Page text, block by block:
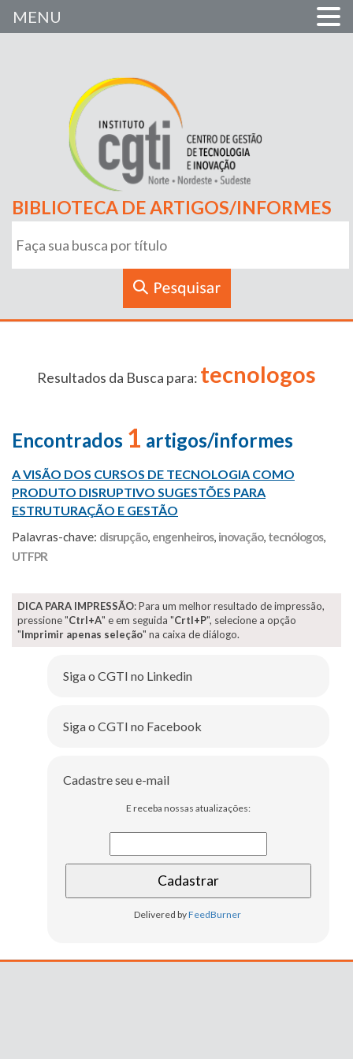
BIBLIOTECA DE ARTIGOS/INFORMES
Resultados da Busca para: tecnologos
Encontrados 1 artigos/informes
A VISÃO DOS CURSOS DE TECNOLOGIA COMO
PRODUTO DISRUPTIVO SUGESTÕES PARA
ESTRUTURAÇÃO E GESTÃO
Palavras-chave: disrupção, engenheiros, inovação, tecnólogos,
UTFPR
DICA PARA IMPRESSÃO: Para um melhor resultado de impressão,
pressione "Ctrl+A" e em seguida "Crtl+P", selecione a opção
"Imprimir apenas seleção" na caixa de diálogo.
Siga o CGTI no Linkedin
Siga o CGTI no Facebook
Cadastre seu e-mail
E receba nossas atualizações:
Delivered byFeedBurner
MENU